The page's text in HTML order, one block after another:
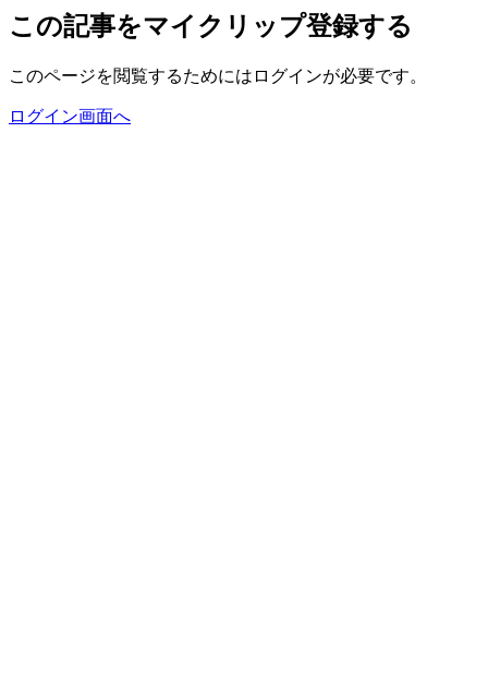
この記事をマイクリップ登録する
このページを閲覧するためにはログインが必要です。
ログイン画面へ